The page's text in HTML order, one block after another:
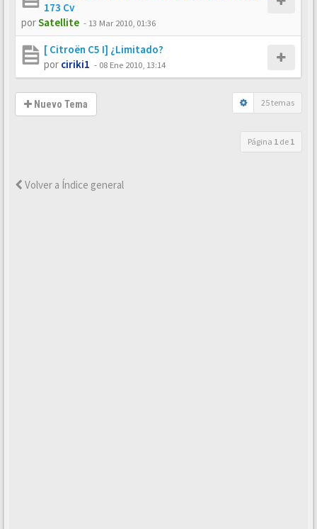
173 Cv
porSatellite - 13 Mar 2010, 01:36
[ Citroën C5 I] ¿Limitado?
por ciriki1 - 08 Ene 2010, 13:14
Nuevo Tema 25 temas
Página 1 de 1
Volver a Índice general